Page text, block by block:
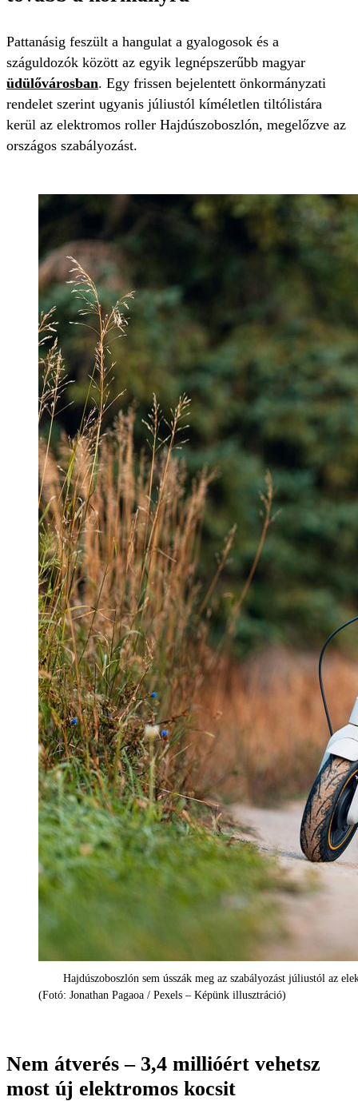
Pattanásig feszült a hangulat a gyalogosok és a
száguldozók között az egyik legnépszerűbb magyar
üdülővárosban. Egy frissen bejelentett önkormányzati
rendelet szerint ugyanis júliustól kíméletlen tiltólistára
kerül az elektromos roller Hajdúszoboszlón, megelőzve az
országos szabályozást.
Hajdúszoboszlón sem ússzák meg az szabályozást júliustól az
(Fotó: Jonathan Pagaoa / Pexels – Képünk illusztráció)
Nem átverés – 3,4 millióért vehetsz
most új elektromos kocsit